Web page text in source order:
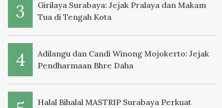
Girilaya Surabaya: Jejak Pralaya dan Makam
Tua di Tengah Kota
Adilangu dan Candi Winong Mojokerto: Jejak
Pendharmaan Bhre Daha
Halal Bihalal MASTRIP Surabaya Perkuat